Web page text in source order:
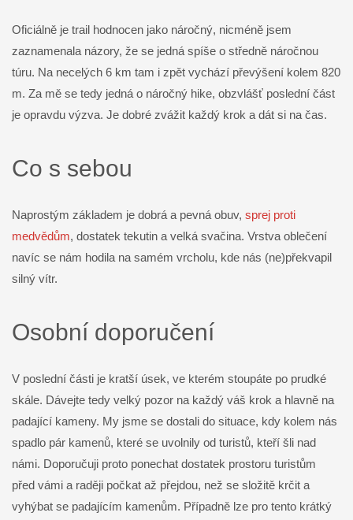
Oficiálně je trail hodnocen jako náročný, nicméně jsem
zaznamenala názory, že se jedná spíše o středně náročnou
túru. Na necelých 6 km tam i zpět vychází převýšení kolem 820
m. Za mě se tedy jedná o náročný hike, obzvlášť poslední část
je opravdu výzva. Je dobré zvážit každý krok a dát si na čas.
Co s sebou
Naprostým základem je dobrá a pevná obuv, sprej proti
medvědům, dostatek tekutin a velká svačina. Vrstva oblečení
navíc se nám hodila na samém vrcholu, kde nás (ne)překvapil
silný vítr.
Osobní doporučení
V poslední části je kratší úsek, ve kterém stoupáte po prudké
skále. Dávejte tedy velký pozor na každý váš krok a hlavně na
padající kameny. My jsme se dostali do situace, kdy kolem nás
spadlo pár kamenů, které se uvolnily od turistů, kteří šli nad
námi. Doporučuji proto ponechat dostatek prostoru turistům
před vámi a raději počkat až přejdou, než se složitě krčit a
vyhýbat se padajícím kamenům. Případně lze pro tento krátký